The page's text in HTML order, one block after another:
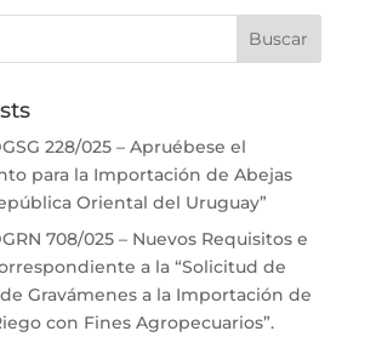
228/025 – Apruébese el
para la Importación de Abejas
Oriental del Uruguay”
708/025 – Nuevos Requisitos e
a la “Solicitud de
Gravámenes a la Importación de
con Fines Agropecuarios”.